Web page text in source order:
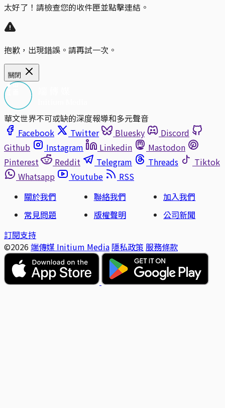
太好了！請檢查您的收件匣並點擊連結。
抱歉，出現錯誤。請再試一次。
關閉
華文世界不可或缺的深度報導和多元聲音
Facebook
Twitter Bluesky
Discord
Github
Instagram Linkedin
Mastodon
Pinterest
Reddit Telegram Threads
Tiktok
Whatsapp
Youtube
RSS
關於我們
聯絡我們
加入我們
常見問題
版權聲明
公司新聞
訂閱支持
©2026 端傳媒 Initium Media 隱私政策 服務條款